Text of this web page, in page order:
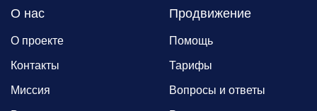
О нас
О проекте
Контакты
Миссия
Продвижение
Помощь
Тарифы
Вопросы и ответы